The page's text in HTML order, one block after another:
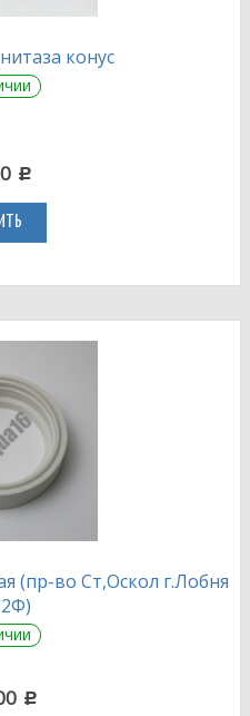
конус
c
(пр-во Ст,Оскол г.Лобня
c